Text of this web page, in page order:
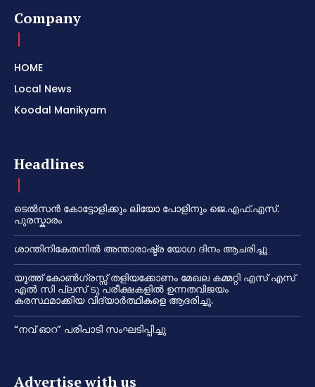
Company
HOME
Local News
Koodal Manikyam
Headlines
ടെൽസൻ കോട്ടോളിക്കും ലിയോ പോളിനും ജെ.എഫ്.എസ്.
പുരസ്കാരം
ശാന്തിനികേതനിൽ അന്താരാഷ്ട്ര യോഗ ദിനം ആചരിച്ചു
യൂത്ത് കോൺഗ്രസ്സ് തളിയക്കോണം മേഖല കമ്മറ്റി എസ് എസ്
എൽ സി പ്ലസ് ടു പരീക്ഷകളിൽ ഉന്നതവിജയം
കരസ്ഥമാക്കിയ വിദ്യാർത്ഥികളെ ആദരിച്ചു.
“നവ് ഓറ” പരിപാടി സംഘടിപ്പിച്ചു
Advertise with us